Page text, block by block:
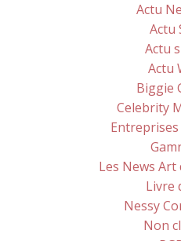
Actu
Actu
Actu
Actu
Biggie
Celebrity
Entreprises
Les News Art
Livre
Nessy
Non